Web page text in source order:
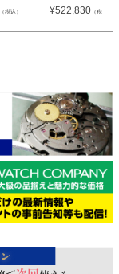
（税込）
¥522,830 （税込）